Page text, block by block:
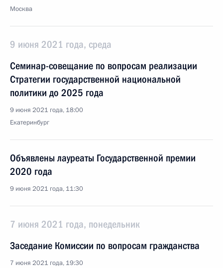
Москва
9 июня 2021 года, среда
Семинар-совещание по вопросам реализации
Стратегии государственной национальной
политики до 2025 года
9 июня 2021 года, 18:00
Екатеринбург
Объявлены лауреаты Государственной премии
2020 года
9 июня 2021 года, 11:30
7 июня 2021 года, понедельник
Заседание Комиссии по вопросам гражданства
7 июня 2021 года, 19:30